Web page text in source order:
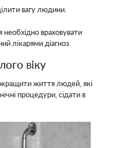
вагу людини.
необхідно враховувати
лікарями діагноз.
віку
життя людей, які
процедури, сідати в